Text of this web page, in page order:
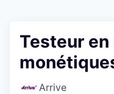
Testeur
Arrive